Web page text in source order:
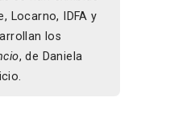
Locarno, IDFA y
los
, de Daniela